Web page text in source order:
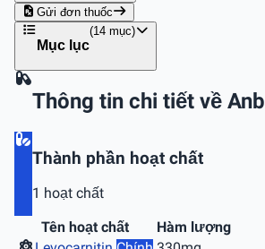
Gửi đơn thuốc
Mục lục
(14 mục)
Thông tin chi tiết về
Thành phần hoạt chất
1 hoạt chất
Tên hoạt chất
Hàm lượng